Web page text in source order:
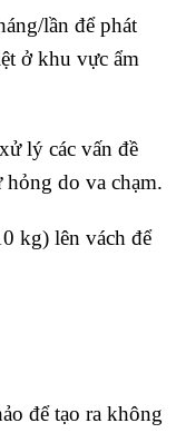
lần để phát
ở khu vực ẩm
lý các vấn đề
do va chạm.
kg) lên vách để
để tạo ra không